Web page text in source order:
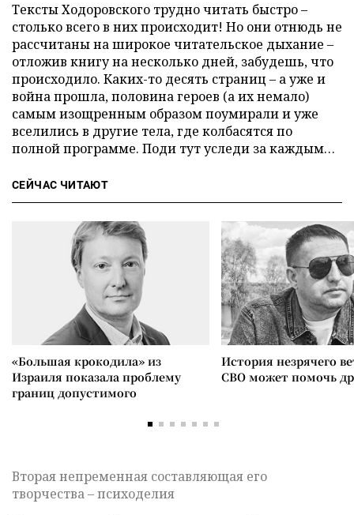
Тексты Ходоровского трудно читать быстро –
столько всего в них происходит! Но они отнюдь не
рассчитаны на широкое читательское дыхание –
отложив книгу на несколько дней, забудешь, что
происходило. Каких-то десять страниц – а уже и
война прошла, половина героев (а их немало)
самым изощренным образом поумирали и уже
вселились в другие тела, где колбасятся по
полной программе. Поди тут уследи за каждым…
СЕЙЧАС ЧИТАЮТ
«Большая крокодила» из
Израиля показала проблему
границ допустимого
История незрячего
СВО может помочь
Вторая непременная составляющая его
творчества – психоделия